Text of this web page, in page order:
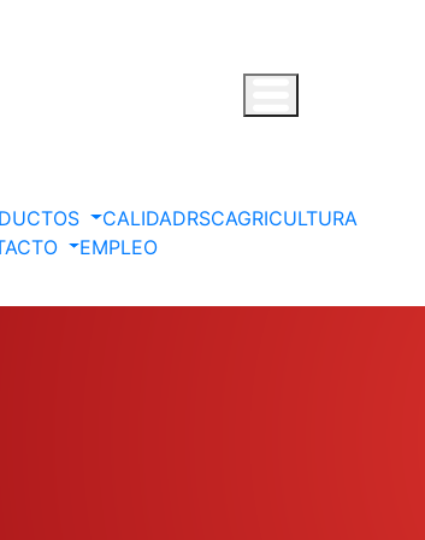
CALIDADRSCAGRICULTURA
EMPLEO